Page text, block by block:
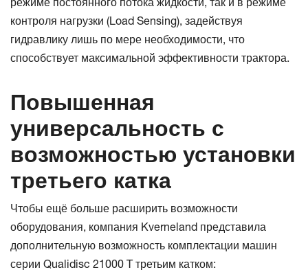
контроля нагрузки (Load Sensing), задействуя
гидравлику лишь по мере необходимости, что
способствует максимальной эффективности трактора.
Повышенная
универсальность с
возможностью установки
третьего катка
Чтобы ещё больше расширить возможности
оборудования, компания Kverneland представила
дополнительную возможность комплектации машин
серии Qualidisc 21000 T третьим катком: